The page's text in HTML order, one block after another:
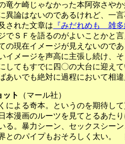
ケ崎じゃなかった本阿弥さや
論はないのであるけれど、一
された文章は 『みだれめも 雑多
ＳＦを語るのがよいことかと
の現在イメージが見えないので
イメージを声高に主張し続け、
してもすでに四〇の大台に迎え
いでも絶対に過程において相
ット
（マール社）
よる奇本。というのを期待し
本漫画のルーツを見てとるあ
る。暴力シーン、セックスシー
のパイプもおそろしく太い。